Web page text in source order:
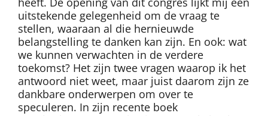
uitstekende gelegenheid om de vraag te
stellen, waaraan al die hernieuwde
belangstelling te danken kan zijn. En ook: wat
we kunnen verwachten in de verdere
toekomst? Het zijn twee vragen waarop ik het
antwoord niet weet, maar juist daarom zijn ze
dankbare onderwerpen om over te
speculeren. In zijn recente boek